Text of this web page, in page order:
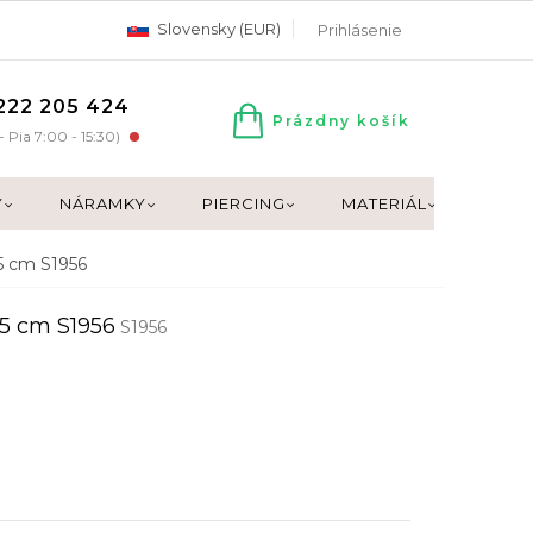
Slovensky (EUR) Prihlásenie
205 424
Pia 7:00 - 15:30)
NÁKUPNÝ
Prázdny košík
NÁRAMKY PIERCING MATERIÁL
cm S1956
cm S1956 S1956